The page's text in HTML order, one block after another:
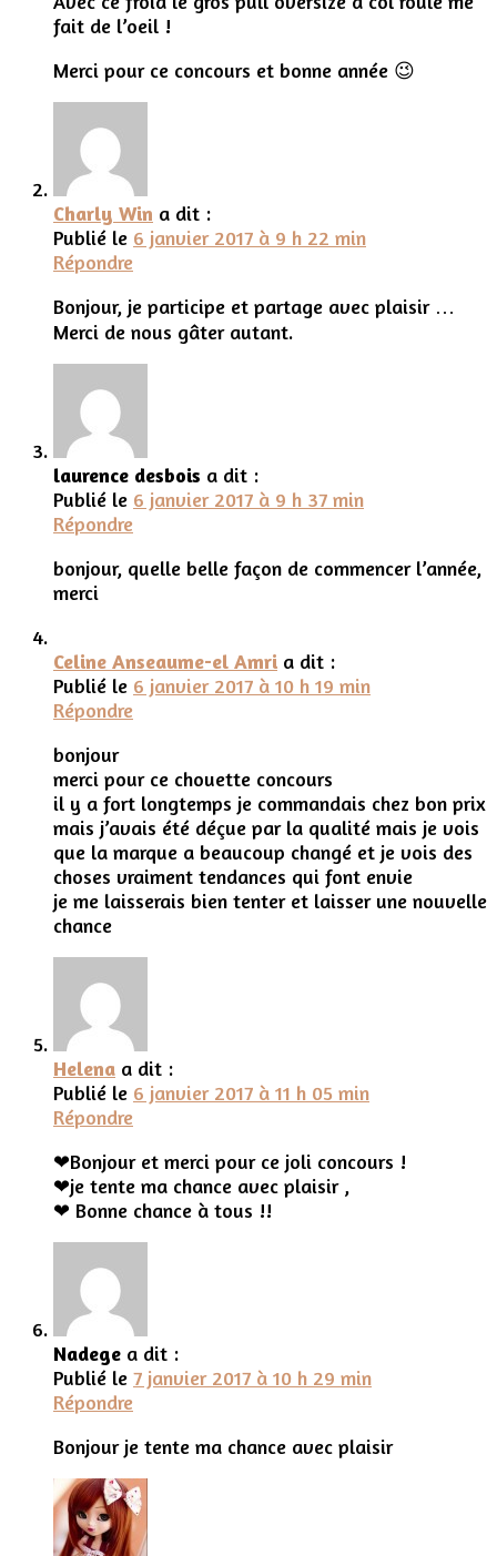
fait de l’oeil !
Merci pour ce concours et bonne année 😉
Charly Win a dit :
Publié le 6 janvier 2017 à 9 h 22 min
Répondre
Bonjour, je participe et partage avec plaisir …
Merci de nous gâter autant.
laurence desbois a dit :
Publié le 6 janvier 2017 à 9 h 37 min
Répondre
bonjour, quelle belle façon de commencer l’année,
merci
Celine Anseaume-el Amri a dit :
Publié le 6 janvier 2017 à 10 h 19 min
Répondre
bonjour
merci pour ce chouette concours
il y a fort longtemps je commandais chez bon prix
mais j’avais été déçue par la qualité mais je vois
que la marque a beaucoup changé et je vois des
choses vraiment tendances qui font envie
je me laisserais bien tenter et laisser une nouvelle
chance
Helena a dit :
Publié le 6 janvier 2017 à 11 h 05 min
Répondre
❤Bonjour et merci pour ce joli concours !
❤je tente ma chance avec plaisir ,
❤ Bonne chance à tous !!
Nadege a dit :
Publié le 7 janvier 2017 à 10 h 29 min
Répondre
Bonjour je tente ma chance avec plaisir